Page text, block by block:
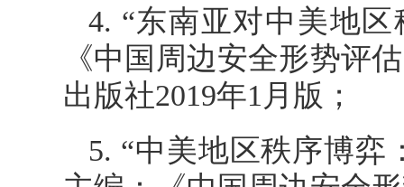
4. “东南亚对中美地
《中国周边安全形势评
出版社2019年1月版；
5. “中美地区秩序博弈